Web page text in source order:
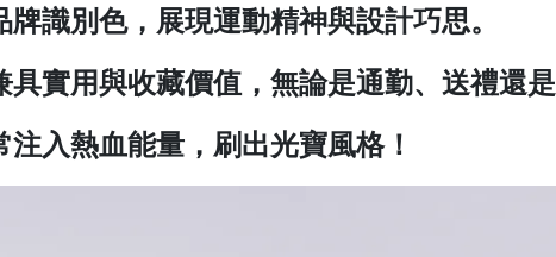
識別色，展現運動精神與設計巧思。
實用與收藏價值，無論是通勤、送禮還
入熱血能量，刷出光寶風格！